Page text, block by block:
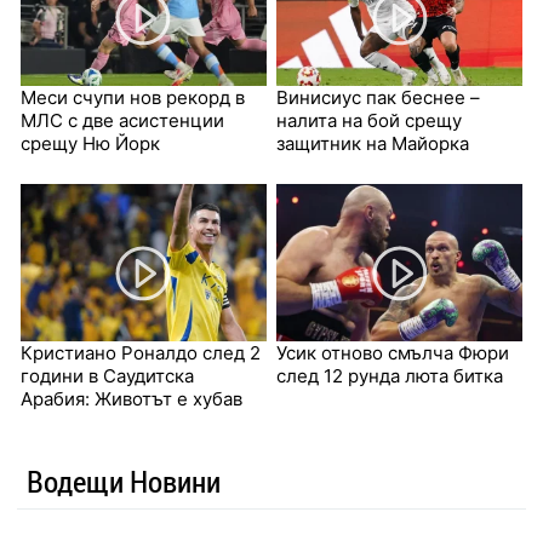
Меси счупи нов рекорд в
МЛС с две асистенции
срещу Ню Йорк
Винисиус пак беснее –
налита на бой срещу
защитник на Майорка
Кристиано Роналдо след 2
години в Саудитска
Арабия: Животът е хубав
Усик отново смълча Фюри
след 12 рунда люта битка
Водещи Новини